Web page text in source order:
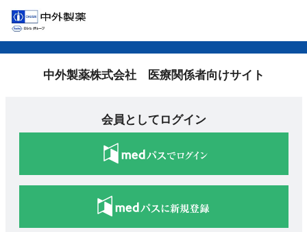
中外製薬株式会社 医療関係者向けサイト
会員としてログイン